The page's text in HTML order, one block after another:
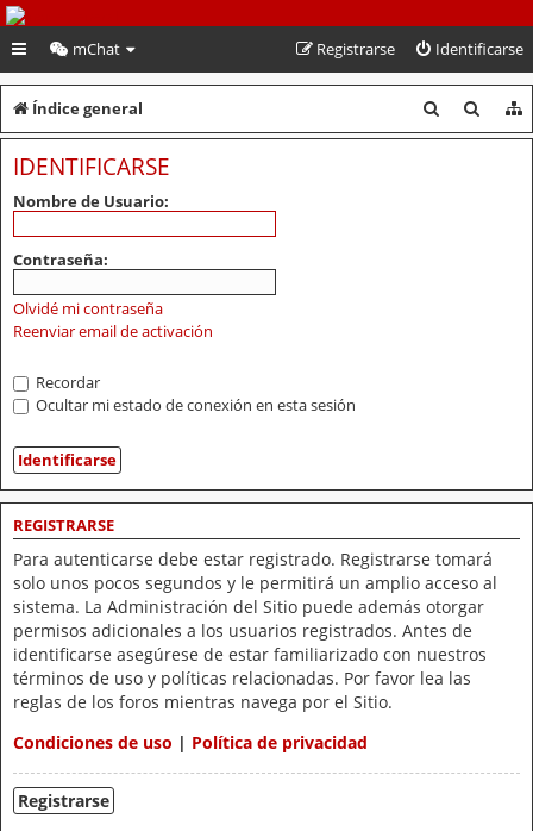
PeruVoley.com
mChat Identificarse
Registrarse
Índice general
u
u
IDENTIFICARSE
Nombre de Usuario:
Contraseña:
Olvidé mi contraseña
Reenviar email de activación
Recordar
Ocultar mi estado de conexión en esta sesión
REGISTRARSE
Para autenticarse debe estar registrado. Registrarse tomará
solo unos pocos segundos y le permitirá un amplio acceso al
sistema. La Administración del Sitio puede además otorgar
permisos adicionales a los usuarios registrados. Antes de
identificarse asegúrese de estar familiarizado con nuestros
términos de uso y políticas relacionadas. Por favor lea las
reglas de los foros mientras navega por el Sitio.
Condiciones de uso | Política de privacidad
Registrarse